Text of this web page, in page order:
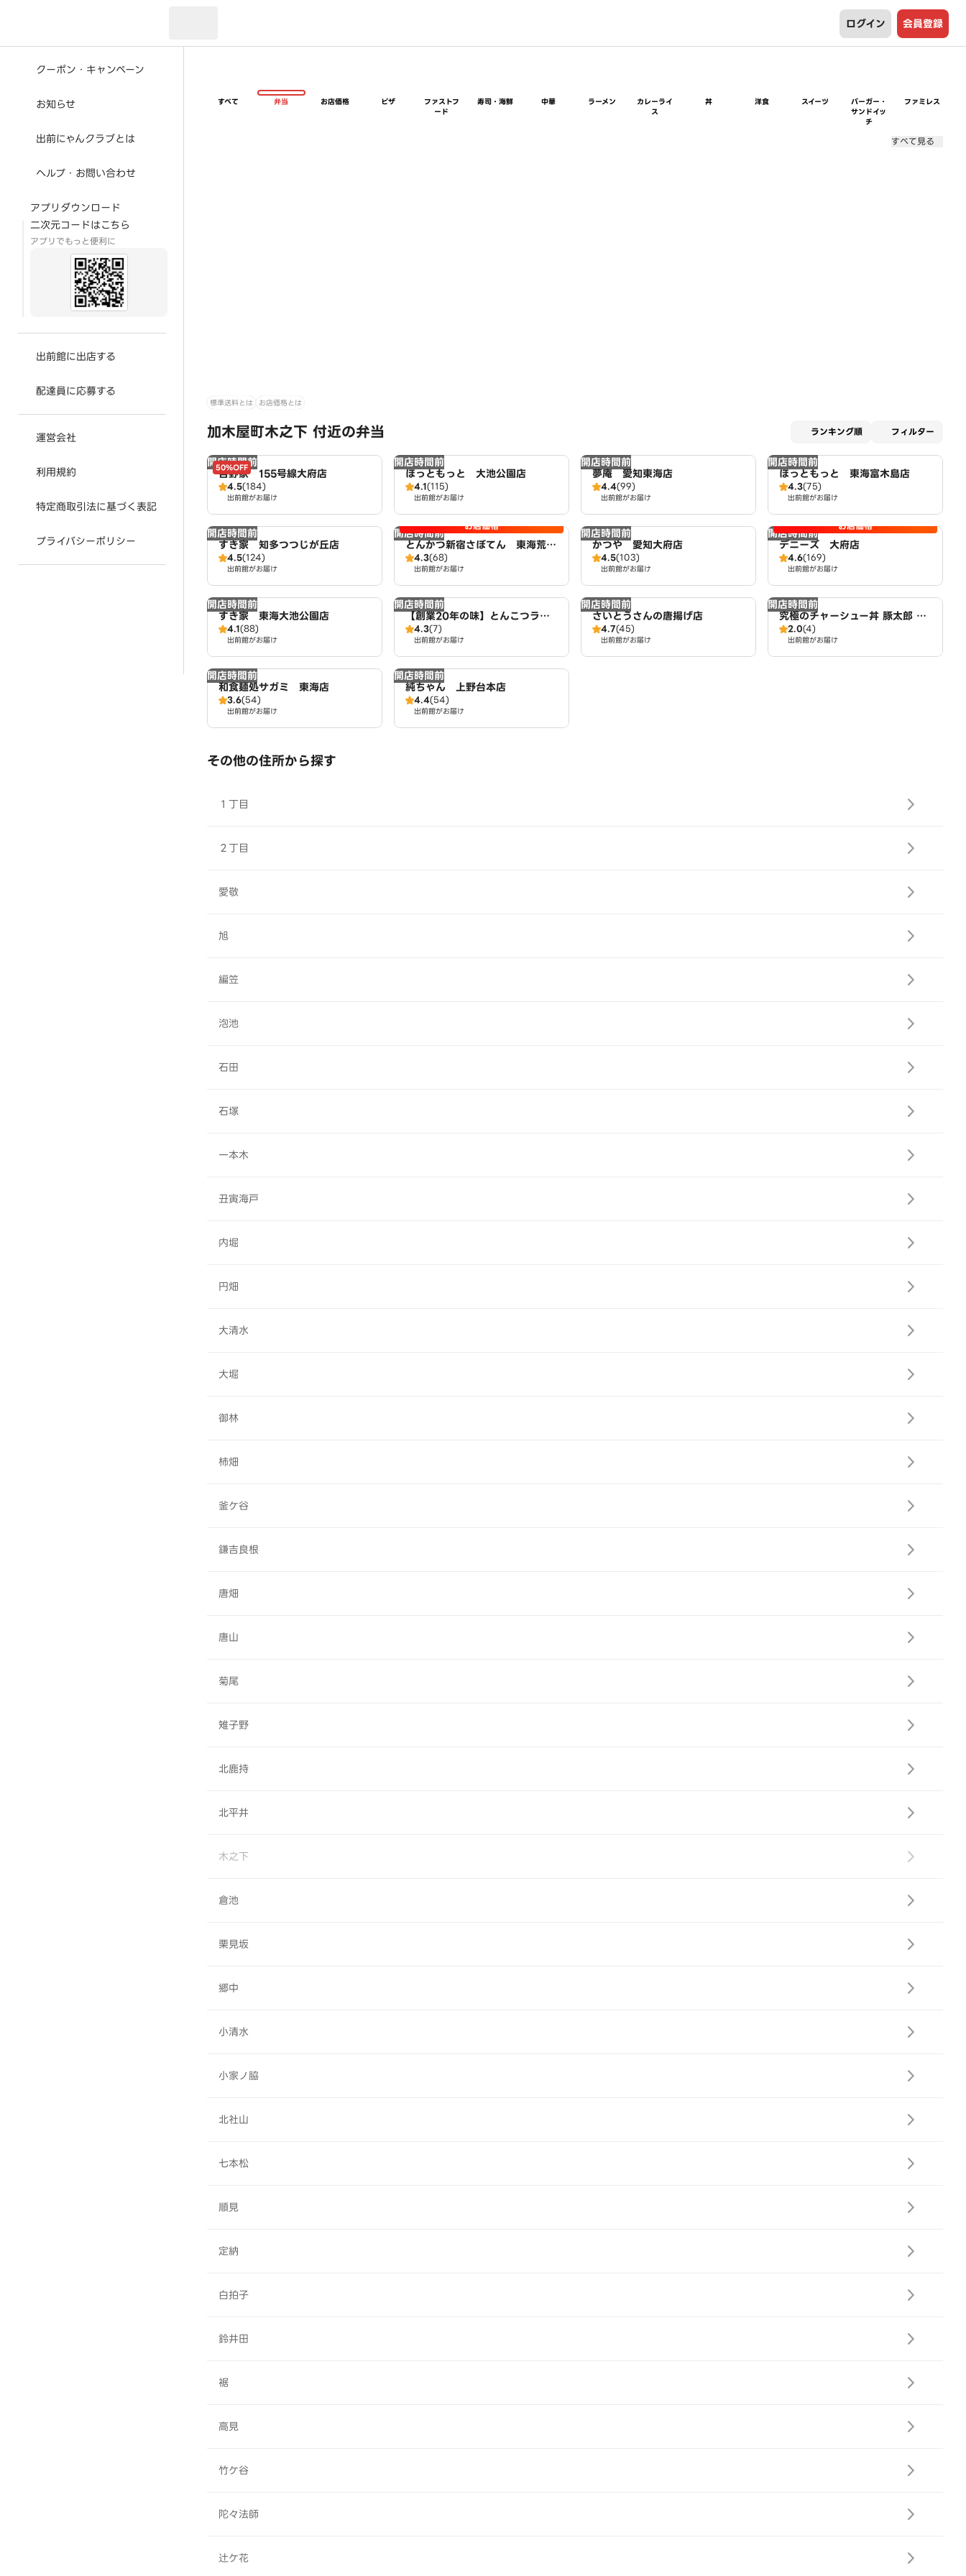
ログイン 会員登録
クーポン・キャンペーン
お知らせ
出前にゃんクラブとは
ヘルプ・お問い合わせ
アプリダウンロード
二次元コードはこちら
アプリでもっと便利に
出前館に出店する
配達員に応募する
運営会社
利用規約
特定商取引法に基づく表記
プライバシーポリシー
すべて 弁当 お店価格 ピザ
ファストフ
ード
寿司・海鮮 中華 ラーメン
カレーライ
ス
丼 洋食 スイーツ
バーガー・
サンドイッ
チ
ファミレス
すべて見る
標準送料とは お店価格とは
加木屋町木之下 付近の弁当 ランキング順 フィルター
開店時間前
50%OFF
吉野家 155号線大府店
4.5(184)
出前館がお届け
開店時間前
ほっともっと 大池公園店
4.1(115)
出前館がお届け
開店時間前
夢庵 愛知東海店
4.4(99)
出前館がお届け
開店時間前
ほっともっと 東海富木島店
4.3(75)
出前館がお届け
開店時間前
すき家 知多つつじが丘店
4.5(124)
出前館がお届け
開店時間前 お店価格
とんかつ新宿さぼてん 東海荒尾
アピタ店
4.3(68)
出前館がお届け
開店時間前
かつや 愛知大府店
4.5(103)
出前館がお届け
開店時間前 お店価格
デニーズ 大府店
4.6(169)
出前館がお届け
開店時間前
すき家 東海大池公園店
4.1(88)
出前館がお届け
開店時間前
【創業20年の味】とんこつラー
メン・つけ麺 麺屋たけぞう
4.3(7)
出前館がお届け
開店時間前
さいとうさんの唐揚げ店
4.7(45)
出前館がお届け
開店時間前
究極のチャーシュー丼 豚太郎 東
海店
2.0(4)
出前館がお届け
開店時間前
和食麺処サガミ 東海店
3.6(54)
出前館がお届け
開店時間前
純ちゃん 上野台本店
4.4(54)
出前館がお届け
その他の住所から探す
１丁目
２丁目
愛敬
旭
編笠
泡池
石田
石塚
一本木
丑寅海戸
内堀
円畑
大清水
大堀
御林
柿畑
釜ケ谷
鎌吉良根
唐畑
唐山
菊尾
雉子野
北鹿持
北平井
木之下
倉池
栗見坂
郷中
小清水
小家ノ脇
北社山
七本松
順見
定納
白拍子
鈴井田
裾
高見
竹ケ谷
陀々法師
辻ケ花